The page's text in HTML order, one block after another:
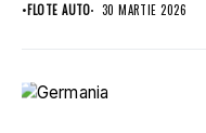
•FLOTE AUTO 30 MARTIE 2026